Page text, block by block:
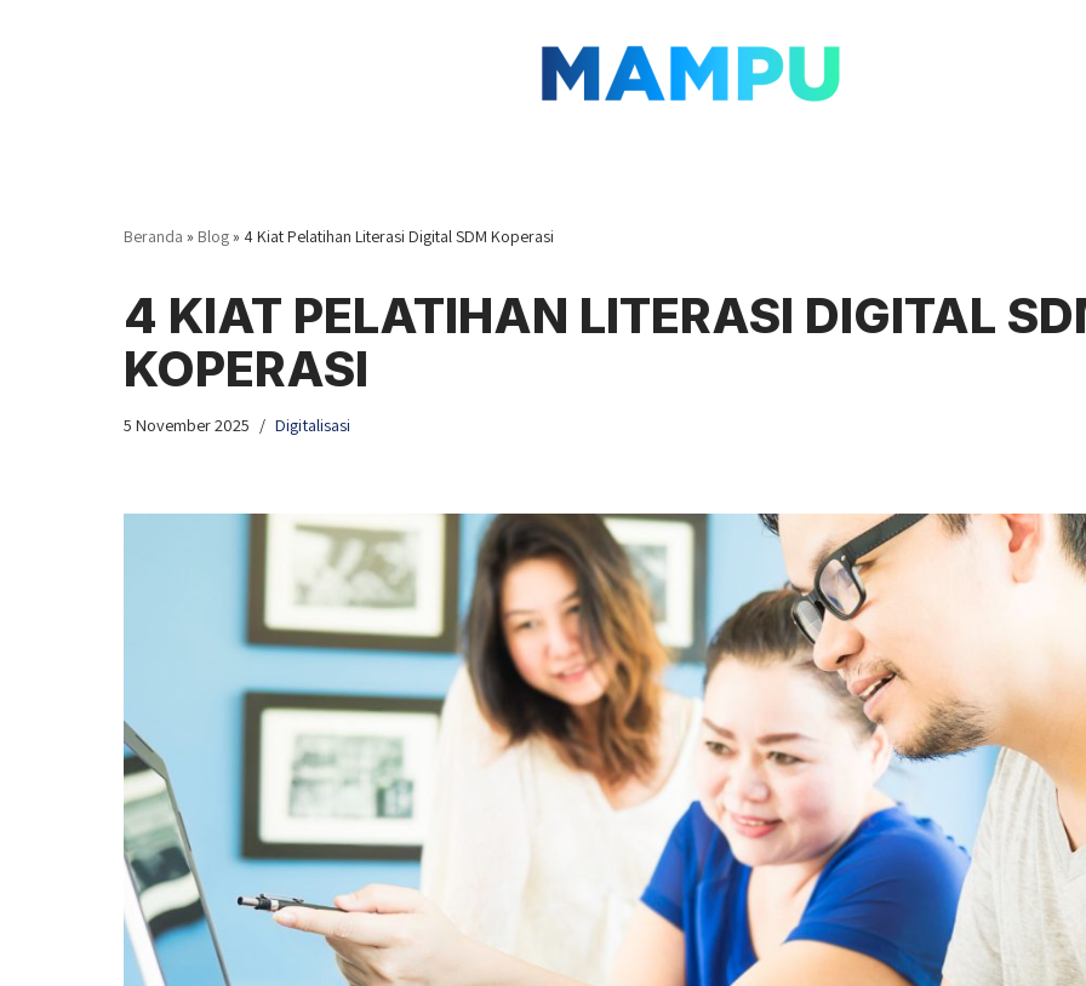
Beranda » Blog» 4 Kiat Pelatihan Literasi Digital SDM Koperasi
4 KIAT PELATIHAN LITERASI DIGITAL
KOPERASI
5 November 2025 Digitalisasi